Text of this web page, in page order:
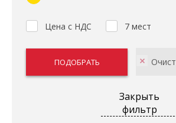
Цена с НДС 7 мест
Закрыть
фильтр